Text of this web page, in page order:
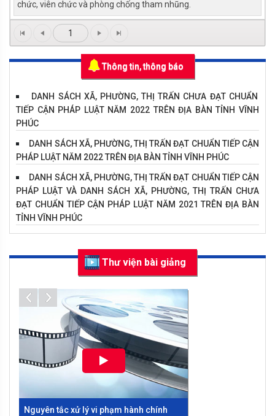
chức, viên chức và phòng chống tham nhũng.
1
Thông tin, thông báo
DANH SÁCH XÃ, PHƯỜNG, THỊ TRẤN CHƯA ĐẠT CHUẨN
TIẾP CẬN PHÁP LUẬT NĂM 2022 TRÊN ĐỊA BÀN TỈNH VĨNH
PHÚC
DANH SÁCH XÃ, PHƯỜNG, THỊ TRẤN ĐẠT CHUẨN TIẾP CẬN
PHÁP LUẬT NĂM 2022 TRÊN ĐỊA BÀN TỈNH VĨNH PHÚC
DANH SÁCH XÃ, PHƯỜNG, THỊ TRẤN ĐẠT CHUẨN TIẾP CẬN
PHÁP LUẬT VÀ DANH SÁCH XÃ, PHƯỜNG, THỊ TRẤN CHƯA
ĐẠT CHUẨN TIẾP CẬN PHÁP LUẬT NĂM 2021 TRÊN ĐỊA BÀN
TỈNH VĨNH PHÚC
DANH SÁCH CÁC XÃ, PHƯỜNG, THỊ TRẤN ĐẠT, CHƯA ĐẠT
NĂM 2020
Thông báo điều chỉnh về cơ cấu, giá trị giải thưởng cuộc
thi "Tìm hiểu Pháp luật trực tuyến"
Thể lệ Cuộc thi viết “Tìm hiểu Luật tiếp cận thông tin năm
2016”
Thông báo v/v tổ chức cuộc thi viết tìm hiểu Pháp luật về
đất đai.
Thư viện bài giảng
Nguyên tắc xử lý vi phạm hành chính